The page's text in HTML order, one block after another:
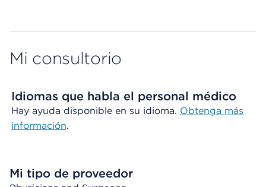
Mi consultorio
Idiomas que habla el personal médico
Hay ayuda disponible en su idioma. Obtenga más
información.
Mi tipo de proveedor